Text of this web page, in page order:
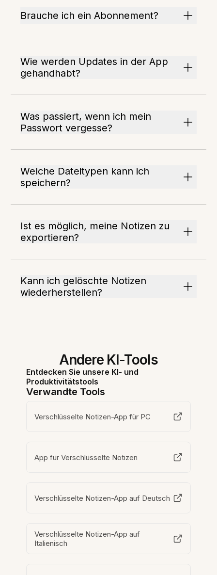
Brauche ich ein Abonnement?
Wie werden Updates in der App
gehandhabt?
Was passiert, wenn ich mein
Passwort vergesse?
Welche Dateitypen kann ich
speichern?
Ist es möglich, meine Notizen zu
exportieren?
Kann ich gelöschte Notizen
wiederherstellen?
Andere KI-Tools
Entdecken Sie unsere KI- und
Produktivitätstools
Verwandte Tools
Verschlüsselte Notizen-App für PC
App für Verschlüsselte Notizen
Verschlüsselte Notizen-App auf Deutsch
Verschlüsselte Notizen-App auf
Italienisch